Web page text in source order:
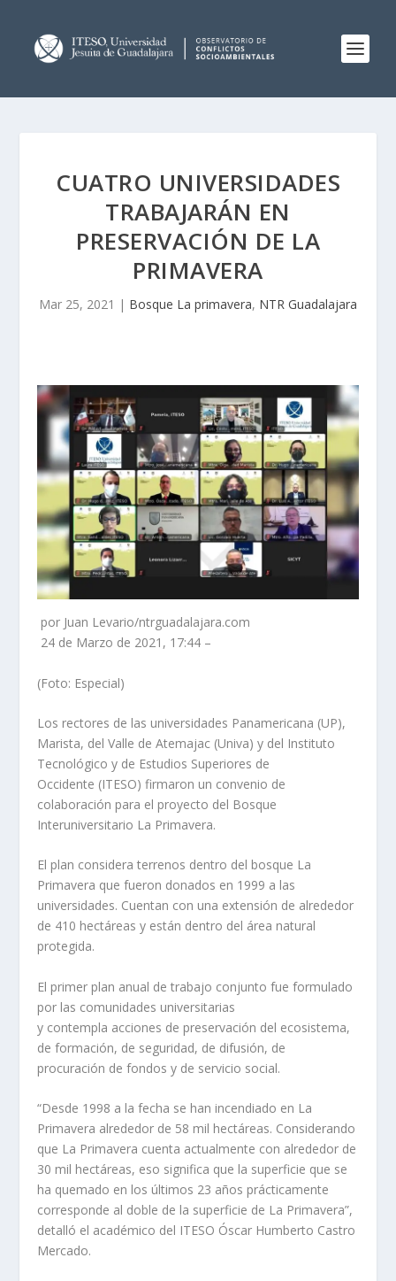
CUATRO UNIVERSIDADES
TRABAJARÁN EN
PRESERVACIÓN DE LA
PRIMAVERA
Mar 25, 2021 | Bosque La primavera, NTR Guadalajara
por Juan Levario/ntrguadalajara.com
24 de Marzo de 2021, 17:44 –
(Foto: Especial)
Los rectores de las universidades Panamericana (UP),
Marista, del Valle de Atemajac (Univa) y del Instituto
Tecnológico y de Estudios Superiores de
Occidente (ITESO) firmaron un convenio de
colaboración para el proyecto del Bosque
Interuniversitario La Primavera.
El plan considera terrenos dentro del bosque La
Primavera que fueron donados en 1999 a las
universidades. Cuentan con una extensión de alrededor
de 410 hectáreas y están dentro del área natural
protegida.
El primer plan anual de trabajo conjunto fue formulado
por las comunidades universitarias
y contempla acciones de preservación del ecosistema,
de formación, de seguridad, de difusión, de
procuración de fondos y de servicio social.
“Desde 1998 a la fecha se han incendiado en La
Primavera alrededor de 58 mil hectáreas. Considerando
que La Primavera cuenta actualmente con alrededor de
30 mil hectáreas, eso significa que la superficie que se
ha quemado en los últimos 23 años prácticamente
corresponde al doble de la superficie de La Primavera”,
detalló el académico del ITESO Óscar Humberto Castro
Mercado.